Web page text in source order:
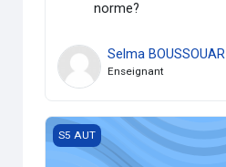
norme?
Selma BOUSSOUAR
Enseignant
TP Programmation C++
S5 AUT